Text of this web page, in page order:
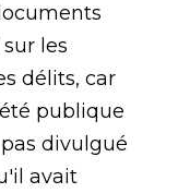
les
délits, car
publique
divulgué
avait